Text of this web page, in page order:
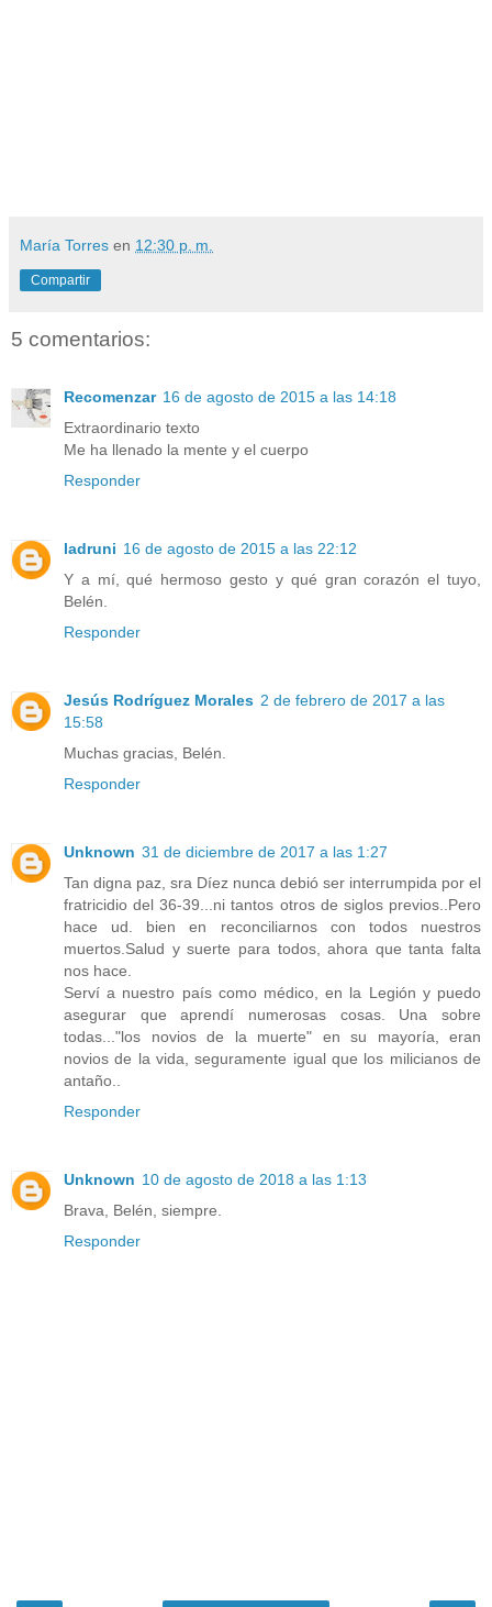
María Torres en 12:30 p. m.
Compartir
5 comentarios:
Recomenzar 16 de agosto de 2015 a las 14:18
Extraordinario texto
Me ha llenado la mente y el cuerpo
Responder
ladruni 16 de agosto de 2015 a las 22:12
Y a mí, qué hermoso gesto y qué gran corazón el tuyo,
Belén.
Responder
Jesús Rodríguez Morales 2 de febrero de 2017 a las
15:58
Muchas gracias, Belén.
Responder
Unknown 31 de diciembre de 2017 a las 1:27
Tan digna paz, sra Díez nunca debió ser interrumpida por el
fratricidio del 36-39...ni tantos otros de siglos previos..Pero
hace ud. bien en reconciliarnos con todos nuestros
muertos.Salud y suerte para todos, ahora que tanta falta
nos hace.
Serví a nuestro país como médico, en la Legión y puedo
asegurar que aprendí numerosas cosas. Una sobre
todas..."los novios de la muerte" en su mayoría, eran
novios de la vida, seguramente igual que los milicianos de
antaño..
Responder
Unknown 10 de agosto de 2018 a las 1:13
Brava, Belén, siempre.
Responder